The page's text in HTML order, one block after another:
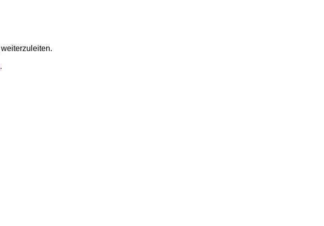
weiterzuleiten.
.